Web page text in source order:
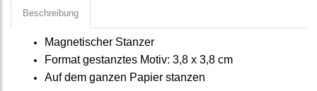
Beschreibung
Magnetischer Stanzer
Format gestanztes Motiv: 3,8 x 3,8 cm
Auf dem ganzen Papier stanzen